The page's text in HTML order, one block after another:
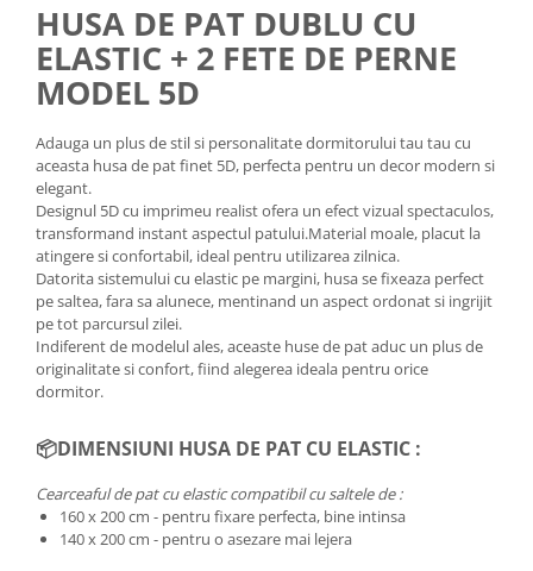
HUSA DE PAT DUBLU CU
ELASTIC + 2 FETE DE PERNE
MODEL 5D
Adauga un plus de stil si personalitate dormitorului tau tau cu
aceasta husa de pat finet 5D, perfecta pentru un decor modern si
elegant.
Designul 5D cu imprimeu realist ofera un efect vizual spectaculos,
transformand instant aspectul patului.Material moale, placut la
atingere si confortabil, ideal pentru utilizarea zilnica.
Datorita sistemului cu elastic pe margini, husa se fixeaza perfect
pe saltea, fara sa alunece, mentinand un aspect ordonat si ingrijit
pe tot parcursul zilei.
Indiferent de modelul ales, aceaste huse de pat aduc un plus de
originalitate si confort, fiind alegerea ideala pentru orice
dormitor.
📦DIMENSIUNI HUSA DE PAT CU ELASTIC :
Cearceaful de pat cu elastic compatibil cu saltele de :
160 x 200 cm - pentru fixare perfecta, bine intinsa
140 x 200 cm - pentru o asezare mai lejera